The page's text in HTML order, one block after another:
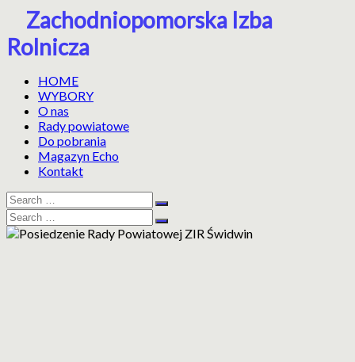
Skip
content
Zachodniopomorska Izba
Rolnicza
HOME
WYBORY
O nas
Rady powiatowe
Do pobrania
Magazyn Echo
Kontakt
Search
for:
Search
Search
for:
Search